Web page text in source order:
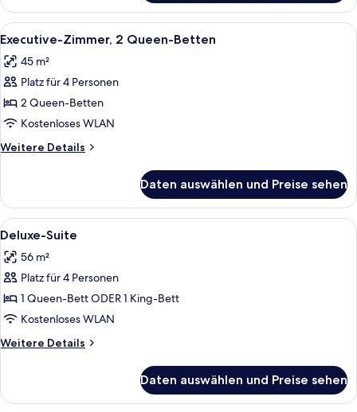
Zimmer,
2 Queen-
Betten,
Alle
Fotos
für
Executive-
Zimmer,
2 Queen-
Betten
anzeigen
Ein Hotelzimmer mit einem großen
6
Executive-Zimmer, 2 Queen-Betten
45 m²
Platz für 4 Personen
2 Queen-Betten
Kostenloses WLAN
Weitere Details
Weitere
Zimmer,
2 Queen-
Betten
Daten auswählen und Preise sehen
Alle
Fotos
für
Deluxe-
Suite
anzeigen
Ein Hotelzimmer mit einem Bett,
7
Deluxe-Suite
56 m²
Platz für 4 Personen
1 Queen-Bett ODER 1 King-Bett
Kostenloses WLAN
Weitere Details
Weitere
Suite
Daten auswählen und Preise sehen